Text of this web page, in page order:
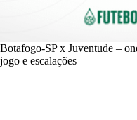
Botafogo-SP x Juventude –
jogo e escalações